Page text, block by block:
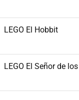
LEGO El Hobbit
LEGO El Señor de